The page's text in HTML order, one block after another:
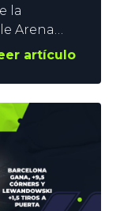
la
Arena
derbi
tienen en
En
artículo